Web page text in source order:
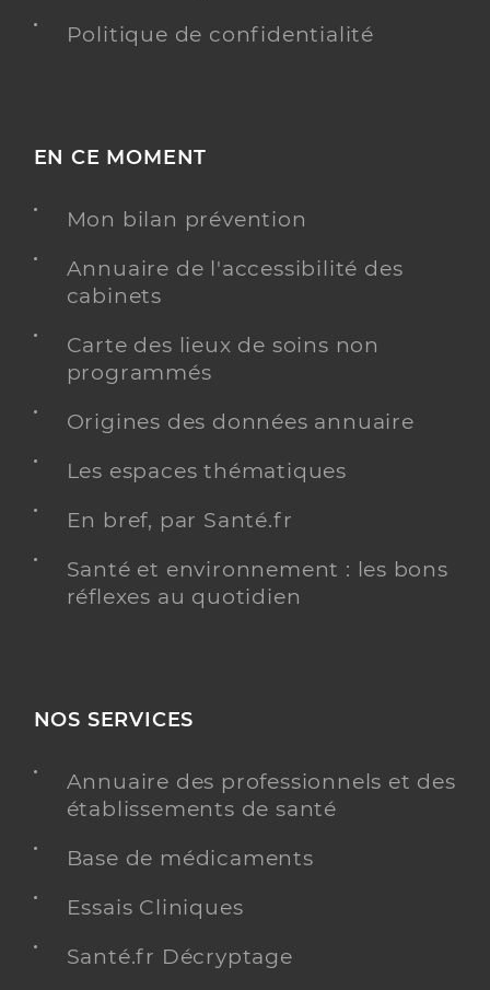
Politique de confidentialité
EN CE MOMENT
Mon bilan prévention
Annuaire de l'accessibilité des
cabinets
Carte des lieux de soins non
programmés
Origines des données annuaire
Les espaces thématiques
En bref, par Santé.fr
Santé et environnement : les bons
réflexes au quotidien
NOS SERVICES
Annuaire des professionnels et des
établissements de santé
Base de médicaments
Essais Cliniques
Santé.fr Décryptage